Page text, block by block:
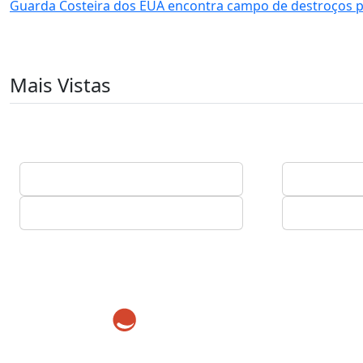
Guarda Costeira dos EUA encontra campo de destroços
Mais Vistas